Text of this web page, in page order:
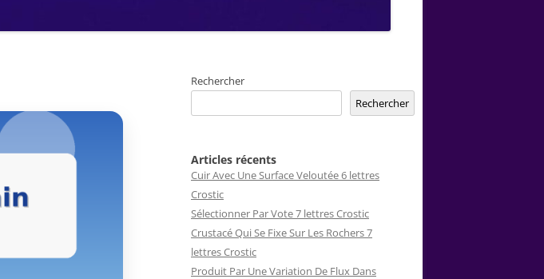
Rechercher
Rechercher
Articles récents
Cuir Avec Une Surface Veloutée 6 lettres
Crostic
Sélectionner Par Vote 7 lettres Crostic
Crustacé Qui Se Fixe Sur Les Rochers 7
lettres Crostic
Produit Par Une Variation De Flux Dans